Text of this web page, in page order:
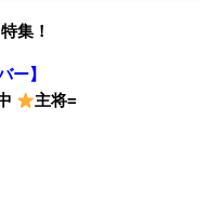
集！
ー】
主将=